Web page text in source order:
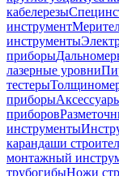
кабелерезы
инструмент
инструменты
приборы
лазерные уровни
тестеры
приборы
приборов
инструменты
карандаши
монтажный
трубогибыНожи